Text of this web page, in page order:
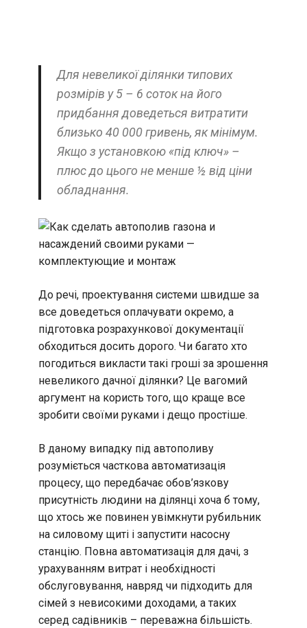
Для невеликої ділянки типових
розмірів у 5 – 6 соток на його
придбання доведеться витратити
близько 40 000 гривень, як мінімум.
Якщо з установкою «під ключ» –
плюс до цього не менше ½ від ціни
обладнання.
До речі, проектування системи швидше за
все доведеться оплачувати окремо, а
підготовка розрахункової документації
обходиться досить дорого. Чи багато хто
погодиться викласти такі гроші за зрошення
невеликого дачної ділянки? Це вагомий
аргумент на користь того, що краще все
зробити своїми руками і дещо простіше.
В даному випадку під автополиву
розуміється часткова автоматизація
процесу, що передбачає обов’язкову
присутність людини на ділянці хоча б тому,
що хтось же повинен увімкнути рубильник
на силовому щиті і запустити насосну
станцію. Повна автоматизація для дачі, з
урахуванням витрат і необхідності
обслуговування, навряд чи підходить для
сімей з невисокими доходами, а таких
серед садівників – переважна більшість.